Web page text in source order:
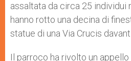
assaltata da circa 25 individui
hanno rotto una decina di
statue di una Via Crucis
Il parroco ha rivolto un